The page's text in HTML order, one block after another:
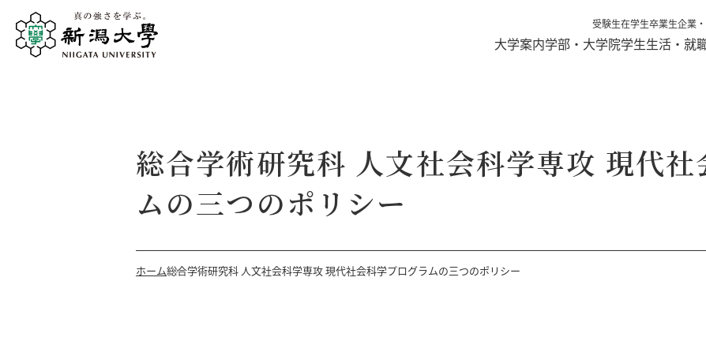
大学案内学部・大学院学生生活・就
受験生在学生卒業生企業
総合学術研究科 人文社会科学専攻 現代社
ムの三つのポリシー
ホーム総合学術研究科 人文社会科学専攻 現代社会科学プログラムの三つのポリシー